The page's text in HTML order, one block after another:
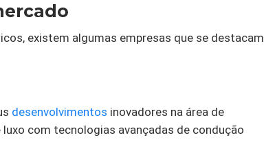
existem algumas empresas que se destacam
desenvolvimentos inovadores na área de
com tecnologias avançadas de condução